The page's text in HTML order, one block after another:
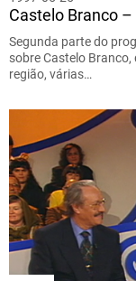
Castelo Branco –
Segunda parte do
sobre Castelo
região, várias…